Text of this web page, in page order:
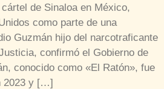
de Sinaloa en México,
como parte de una
Guzmán hijo del narcotraficante
confirmó el Gobierno de
conocido como «El Ratón», fue
2023 y […]